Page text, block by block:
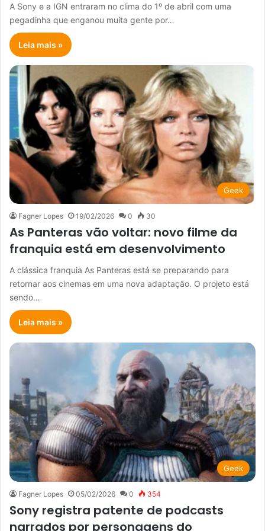
A Sony e a IGN entraram no clima do 1º de abril com uma
pegadinha que enganou muita gente por…
Leia mais »
Geek
Fagner Lopes 19/02/2026 0 30
As Panteras vão voltar: novo filme da
franquia está em desenvolvimento
A clássica franquia As Panteras está se preparando para
retornar aos cinemas em uma nova adaptação. O projeto está
sendo…
Leia mais »
Geek
Fagner Lopes 05/02/2026 0 354
Sony registra patente de podcasts
narrados por personagens do